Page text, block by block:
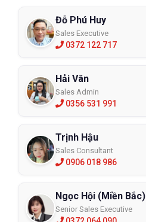
Đỗ Phú Huy
Sales Executive
0372 122 717
Hải Vân
Sales Admin
0356 531 991
Trịnh Hậu
Sales Consultant
0906 018 986
Ngọc Hội (Miền Bắc)
Senior Sales Executive